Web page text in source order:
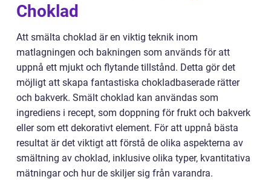
Choklad
Att smälta choklad är en viktig teknik inom
matlagningen och bakningen som används för att
uppnå ett mjukt och flytande tillstånd. Detta gör det
möjligt att skapa fantastiska chokladbaserade rätter
och bakverk. Smält choklad kan användas som
ingrediens i recept, som doppning för frukt och bakverk
eller som ett dekorativt element. För att uppnå bästa
resultat är det viktigt att förstå de olika aspekterna av
smältning av choklad, inklusive olika typer, kvantitativa
mätningar och hur de skiljer sig från varandra.